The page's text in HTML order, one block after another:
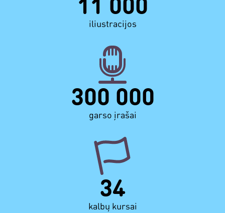
iliustracijos
300 000
garso įrašai
34
kalbų kursai